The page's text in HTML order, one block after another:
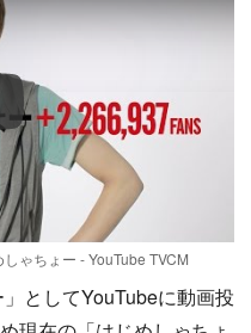
ゃちょー - YouTube TVCM
としてYouTubeに動画投